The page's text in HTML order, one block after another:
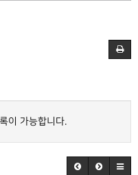
이 가능합니다.